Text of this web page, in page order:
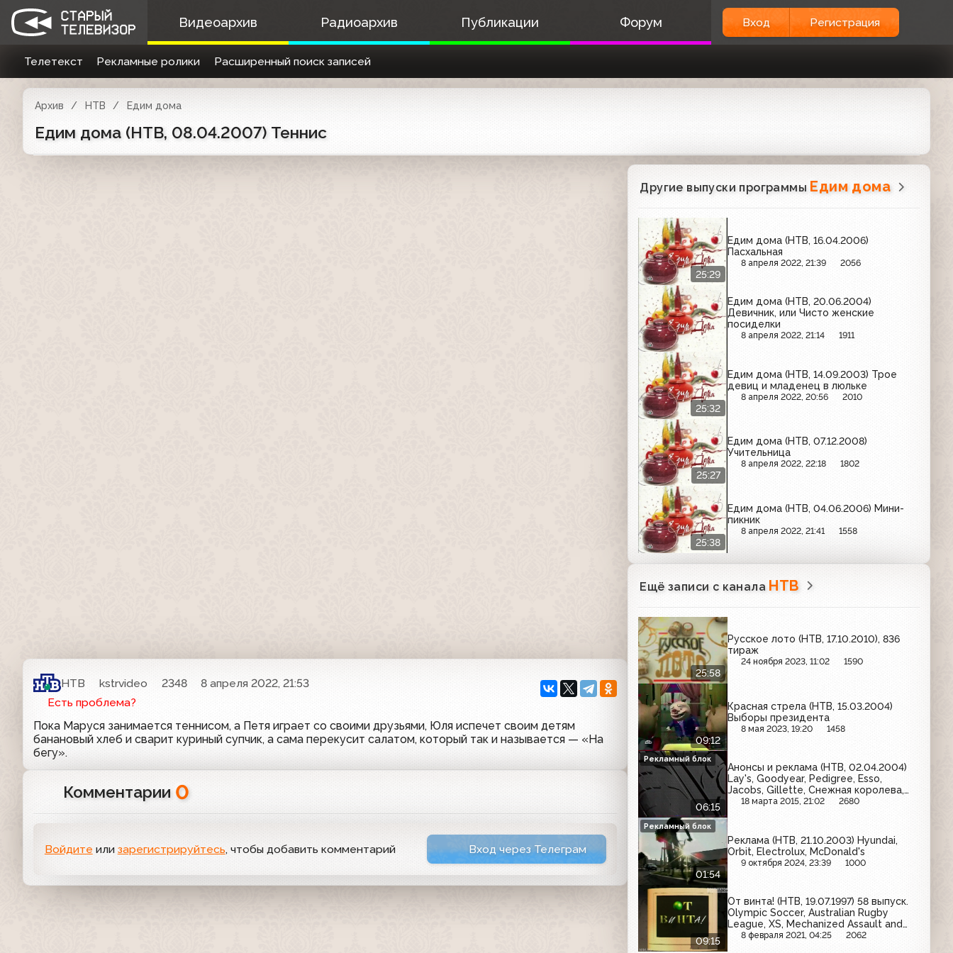
Видеоархив Радиоархив Публикации Форум Вход Регистрация
Телетекст Рекламные ролики Расширенный поиск записей
Архив НТВ Едим дома
Едим дома (НТВ, 08.04.2007) Теннис
НТВ kstrvideo 2348
8 апреля 2022, 21:53
Есть проблема?
Пока Маруся занимается теннисом, а Петя играет со своими друзьями, Юля испечет своим детям
банановый хлеб и сварит куриный супчик, а сама перекусит салатом, который так и называется — «На
бегу».
Комментарии 0
Войдите или зарегистрируйтесь, чтобы добавить комментарий Вход через Телеграм
Другие выпуски программы Едим дома
25:29
Едим дома (НТВ, 16.04.2006)
Пасхальная
8 апреля 2022, 21:39 2056
Едим дома (НТВ, 20.06.2004)
Девичник, или Чисто женские
посиделки
8 апреля 2022, 21:14 1911
25:32
Едим дома (НТВ, 14.09.2003) Трое
девиц и младенец в люльке
8 апреля 2022, 20:56 2010
25:27
Едим дома (НТВ, 07.12.2008)
Учительница
8 апреля 2022, 22:18 1802
25:38
Едим дома (НТВ, 04.06.2006) Мини-
пикник
8 апреля 2022, 21:41 1558
Ещё записи с канала НТВ
25:58
Русское лото (НТВ, 17.10.2010), 836
тираж
24 ноября 2023, 11:02 1590
09:12
Красная стрела (НТВ, 15.03.2004)
Выборы президента
8 мая 2023, 19:20 1458
06:15
Анонсы и реклама (НТВ, 02.04.2004)
Lay's, Goodyear, Pedigree, Esso,
Jacobs, Gillette, Снежная королева,
АСТО-гарантия, Кит, Santal, Dell
18 марта 2015, 21:02 2680
Рекламный блок
01:54
Реклама (НТВ, 21.10.2003) Hyundai,
Orbit, Electrolux, McDonald's
9 октября 2024, 23:39 1000
Рекламный блок
09:15
От винта! (НТВ, 19.07.1997) 58 выпуск.
Olympic Soccer, Australian Rugby
League, XS, Mechanized Assault and
Exploration, Realms of the Haunting
8 февраля 2021, 04:25 2062